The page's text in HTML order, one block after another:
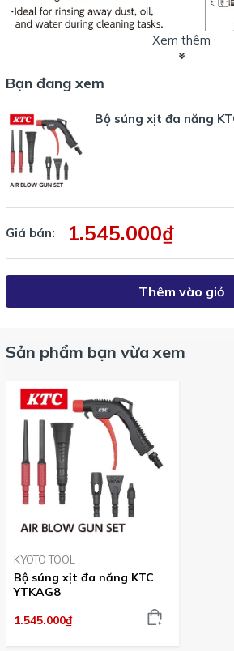
Bình nối súng xịt không bao gồm đi kèm -
Bình đựng dung dịch xịt có dung tích 1 lít,
YTKAG8:
Sản phẩm súng xịt đa năng nhiều đầu
Tham khảo tính năng thổi gió của từng
Xem thêm
Bạn đang xem
Bộ súng xịt đa năng
Giá bán: 1.545.000₫
Thêm vào giỏ
Sản phẩm bạn vừa xem
KYOTO TOOL
Bộ súng xịt đa năng KTC
YTKAG8
1.545.000₫